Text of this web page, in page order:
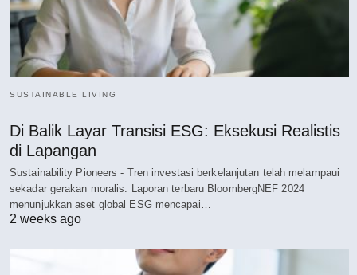
SUSTAINABLE LIVING
Di Balik Layar Transisi ESG: Eksekusi Realistis
di Lapangan
Sustainability Pioneers - Tren investasi berkelanjutan telah melampaui
sekadar gerakan moralis. Laporan terbaru BloombergNEF 2024
menunjukkan aset global ESG mencapai…
2 weeks ago